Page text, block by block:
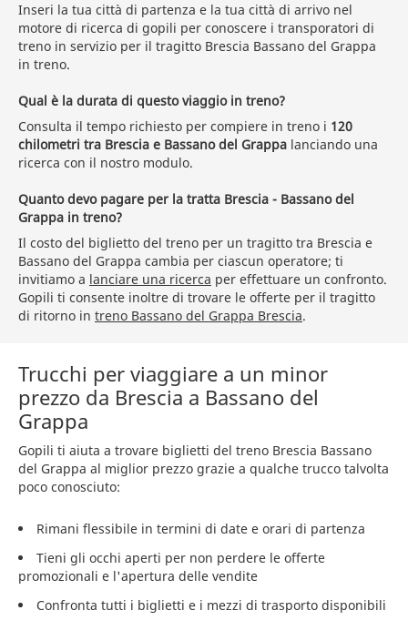
Inseri la tua città di partenza e la tua città di arrivo nel
motore di ricerca di gopili per conoscere i transporatori di
treno in servizio per il tragitto Brescia Bassano del Grappa
in treno.
Qual è la durata di questo viaggio in treno?
Consulta il tempo richiesto per compiere in treno i 120
chilometri tra Brescia e Bassano del Grappa lanciando una
ricerca con il nostro modulo.
Quanto devo pagare per la tratta Brescia - Bassano del
Grappa in treno?
Il costo del biglietto del treno per un tragitto tra Brescia e
Bassano del Grappa cambia per ciascun operatore; ti
invitiamo a lanciare una ricerca per effettuare un confronto.
Gopili ti consente inoltre di trovare le offerte per il tragitto
di ritorno in treno Bassano del Grappa Brescia.
Trucchi per viaggiare a un minor
prezzo da Brescia a Bassano del
Grappa
Gopili ti aiuta a trovare biglietti del treno Brescia Bassano
del Grappa al miglior prezzo grazie a qualche trucco talvolta
poco conosciuto:
Rimani flessibile in termini di date e orari di partenza
Tieni gli occhi aperti per non perdere le offerte
promozionali e l'apertura delle vendite
Confronta tutti i biglietti e i mezzi di trasporto disponibili